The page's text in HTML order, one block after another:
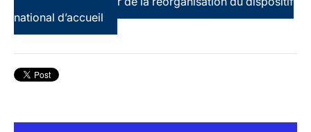
national d’accueil